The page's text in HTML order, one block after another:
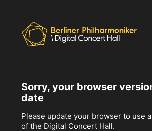
Sorry, your browser
date
Please update your browser to use
of the Digital Concert Hall.